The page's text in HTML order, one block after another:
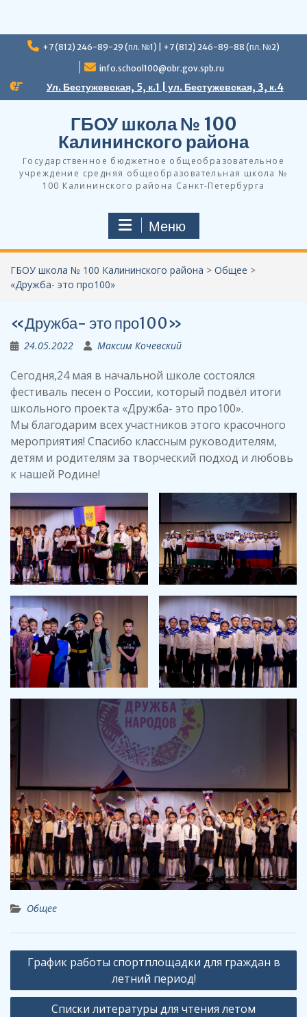
Перейти
+7 (812) 246-89-29 (пл. №1) | +7 (812) 246-89-88 (пл. №2)
info.school100@obr.gov.spb.ru
Ул. Бестужевская, 5, к.1 | ул. Бестужевская, 3, к.4
ГБОУ школа № 100
Калининского района
Государственное бюджетное общеобразовательное
учреждение средняя общеобразовательная школа №
100 Калининского района Санкт-Петербурга
Меню
ГБОУ школа № 100 Калининского района > Общее >
«Дружба- это про100»
«Дружба- это про100»
24.05.2022 Максим Кочевский
Сегодня,24 мая в начальной школе состоялся
фестиваль песен о России, который подвёл итоги
школьного проекта «Дружба- это про100».
Мы благодарим всех участников этого красочного
мероприятия! Спасибо классным руководителям,
детям и родителям за творческий подход и любовь
к нашей Родине!
Общее
Навигация
записям
График работы спортплощадки для граждан в
летний период!
Списки литературы для чтения летом